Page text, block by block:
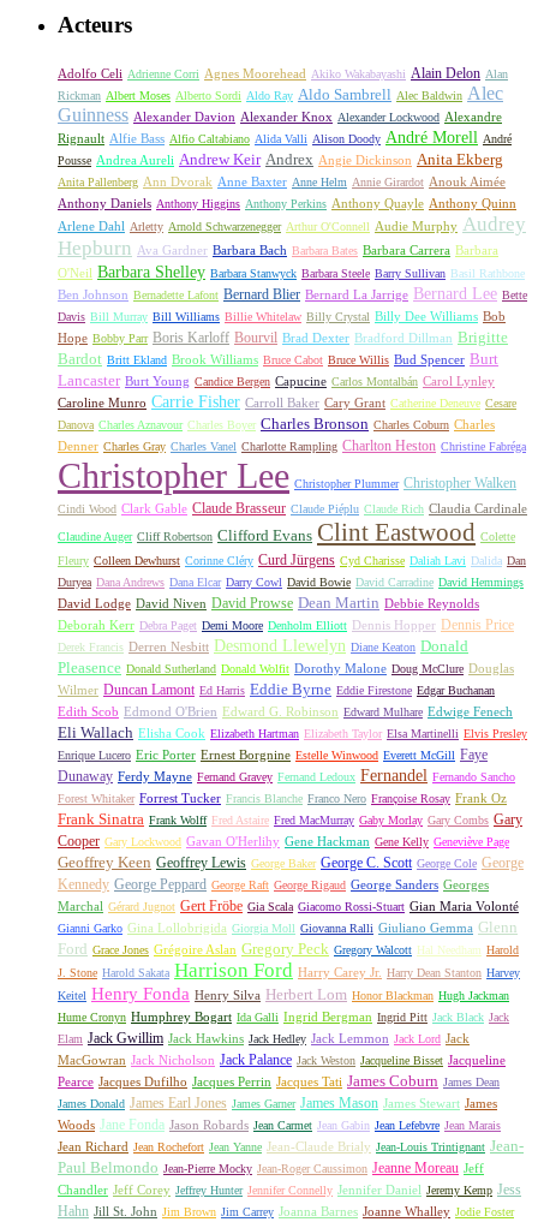
Acteurs
Adolfo Celi Adrienne Corri Agnes Moorehead Akiko Wakabayashi Alain Delon Alan
Rickman Albert Moses Alberto Sordi Aldo Ray Aldo Sambrell Alec Baldwin Alec
Guinness Alexander Davion Alexander Knox Alexander Lockwood Alexandre
Rignault Alfie Bass Alfio Caltabiano Alida Valli Alison Doody André Morell André
Pousse Andrea Aureli Andrew Keir Andrex Angie Dickinson Anita Ekberg
Anita Pallenberg Ann Dvorak Anne Baxter Anne Helm Annie Girardot Anouk Aimée
Anthony Daniels Anthony Higgins Anthony Perkins Anthony Quayle Anthony Quinn
Arlene Dahl Arletty Arnold Schwarzenegger Arthur O'Connell Audie Murphy Audrey
Hepburn Ava Gardner Barbara Bach Barbara Bates Barbara Carrera Barbara
O'Neil Barbara Shelley Barbara Stanwyck Barbara Steele Barry Sullivan Basil Rathbone
Ben Johnson Bernadette Lafont Bernard Blier Bernard La Jarrige Bernard Lee Bette
Davis Bill Murray Bill Williams Billie Whitelaw Billy Crystal Billy Dee Williams Bob
Hope Bobby Parr Boris Karloff Bourvil Brad Dexter Bradford Dillman Brigitte
Bardot Britt Ekland Brook Williams Bruce Cabot Bruce Willis Bud Spencer Burt
Lancaster Burt Young Candice Bergen Capucine Carlos Montalbán Carol Lynley
Caroline Munro Carrie Fisher Carroll Baker Cary Grant Catherine Deneuve Cesare
Danova Charles Aznavour Charles Boyer Charles Bronson Charles Coburn Charles
Denner Charles Gray Charles Vanel Charlotte Rampling Charlton Heston Christine Fabréga
Christopher Lee Christopher Plummer Christopher Walken
Cindi Wood Clark Gable Claude Brasseur Claude Piéplu Claude Rich Claudia Cardinale
Claudine Auger Cliff Robertson Clifford Evans Clint Eastwood Colette
Fleury Colleen Dewhurst Corinne Cléry Curd Jürgens Cyd Charisse Daliah Lavi Dalida Dan
Duryea Dana Andrews Dana Elcar Darry Cowl David Bowie David Carradine David Hemmings
David Lodge David Niven David Prowse Dean Martin Debbie Reynolds
Deborah Kerr Debra Paget Demi Moore Denholm Elliott Dennis Hopper Dennis Price
Derek Francis Derren Nesbitt Desmond Llewelyn Diane Keaton Donald
Pleasence Donald Sutherland Donald Wolfit Dorothy Malone Doug McClure Douglas
Wilmer Duncan Lamont Ed Harris Eddie Byrne Eddie Firestone Edgar Buchanan
Edith Scob Edmond O'Brien Edward G. Robinson Edward Mulhare Edwige Fenech
Eli Wallach Elisha Cook Elizabeth Hartman Elizabeth Taylor Elsa Martinelli Elvis Presley
Enrique Lucero Eric Porter Ernest Borgnine Estelle Winwood Everett McGill Faye
Dunaway Ferdy Mayne Fernand Gravey Fernand Ledoux Fernandel Fernando Sancho
Forest Whitaker Forrest Tucker Francis Blanche Franco Nero Françoise Rosay Frank Oz
Frank Sinatra Frank Wolff Fred Astaire Fred MacMurray Gaby Morlay Gary Combs Gary
Cooper Gary Lockwood Gavan O'Herlihy Gene Hackman Gene Kelly Geneviève Page
Geoffrey Keen Geoffrey Lewis George Baker George C. Scott George Cole George
Kennedy George Peppard George Raft George Rigaud George Sanders Georges
Marchal Gérard Jugnot Gert Fröbe Gia Scala Giacomo Rossi-Stuart Gian Maria Volonté
Gianni Garko Gina Lollobrigida Giorgia Moll Giovanna Ralli Giuliano Gemma Glenn
Ford
Grace Jones Grégoire Aslan Gregory Peck Gregory Walcott Hal Needham Harold
J. Stone Harold Sakata Harrison Ford Harry Carey Jr. Harry Dean Stanton Harvey
Keitel Henry Fonda Henry Silva Herbert Lom Honor Blackman Hugh Jackman
Hume Cronyn Humphrey Bogart Ida Galli Ingrid Bergman Ingrid Pitt Jack Black Jack
Elam Jack Gwillim Jack Hawkins Jack Hedley Jack Lemmon Jack Lord Jack
MacGowran Jack Nicholson Jack Palance Jack Weston Jacqueline Bisset Jacqueline
Pearce Jacques Dufilho Jacques Perrin Jacques Tati James Coburn James Dean
James Donald James Earl Jones James Garner James Mason James Stewart James
Woods Jane Fonda Jason Robards Jean Carmet Jean Gabin Jean Lefebvre Jean Marais
Jean Richard Jean Rochefort Jean Yanne Jean-Claude Brialy Jean-Louis Trintignant Jean-
Paul Belmondo Jean-Pierre Mocky Jean-Roger Caussimon Jeanne Moreau Jeff
Chandler Jeff Corey Jeffrey Hunter Jennifer Connelly Jennifer Daniel Jeremy Kemp Jess
Hahn Jill St. John Jim Brown Jim Carrey Joanna Barnes Joanne Whalley Jodie Foster